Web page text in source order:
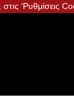
‘Ρυθμίσεις